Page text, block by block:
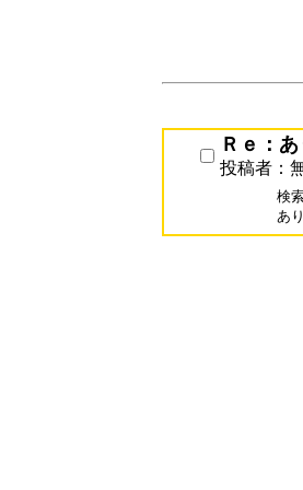
Ｒｅ：
投稿者：
検
あ